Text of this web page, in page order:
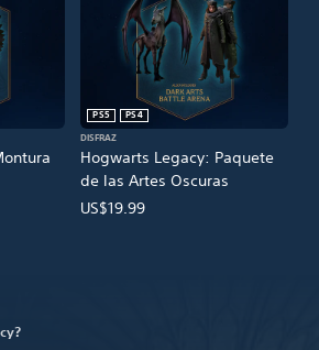
Hogwarts Legacy: Paquete
de las Artes Oscuras
PS5
PS4
DISFRAZ
US$19.99